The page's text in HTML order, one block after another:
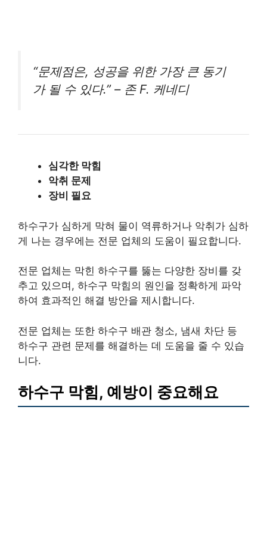
“문제점은, 성공을 위한 가장 큰 동기
가 될 수 있다.” – 존 F. 케네디
심각한 막힘
악취 문제
장비 필요
하수구가 심하게 막혀 물이 역류하거나 악취가 심하
게 나는 경우에는 전문 업체의 도움이 필요합니다.
전문 업체는 막힌 하수구를 뚫는 다양한 장비를 갖
추고 있으며, 하수구 막힘의 원인을 정확하게 파악
하여 효과적인 해결 방안을 제시합니다.
전문 업체는 또한 하수구 배관 청소, 냄새 차단 등
하수구 관련 문제를 해결하는 데 도움을 줄 수 있습
니다.
하수구 막힘, 예방이 중요해요